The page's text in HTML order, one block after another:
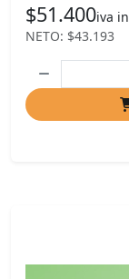
$51.400iva
NETO: $43.193